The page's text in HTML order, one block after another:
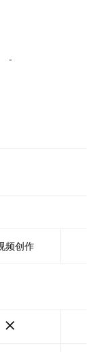
都已经成
-
频创作